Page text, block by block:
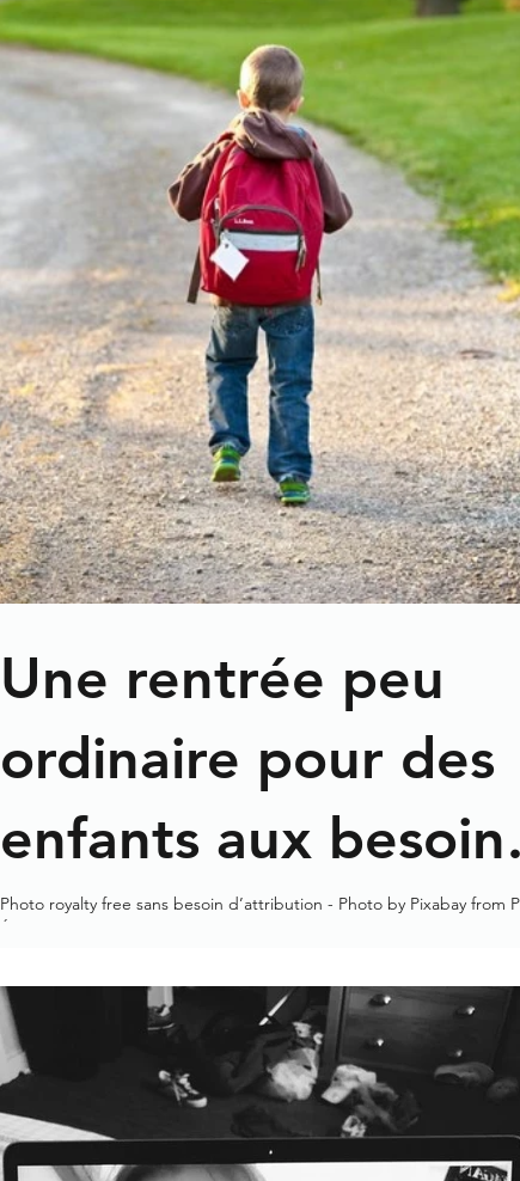
Une rentrée peu
ordinaire pour des
enfants aux
spéciaux
Photo royalty free sans besoin d’attribution - Photo by Pixabay from
Écoles, parents et enfants autistes ont dû faire équipe pour...